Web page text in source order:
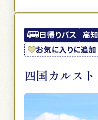
日帰りバス 高知
お気に入りに追加
四国カルスト